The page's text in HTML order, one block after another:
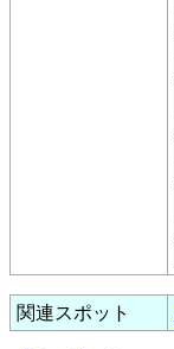
関連スポット